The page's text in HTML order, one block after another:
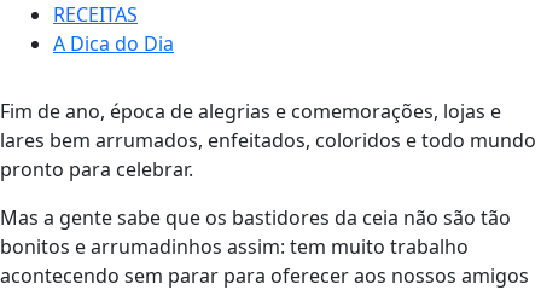
RECEITAS
A Dica do Dia
Fim de ano, época de alegrias e comemorações, lojas e
lares bem arrumados, enfeitados, coloridos e todo mundo
pronto para celebrar.
Mas a gente sabe que os bastidores da ceia não são tão
bonitos e arrumadinhos assim: tem muito trabalho
acontecendo sem parar para oferecer aos nossos amigos